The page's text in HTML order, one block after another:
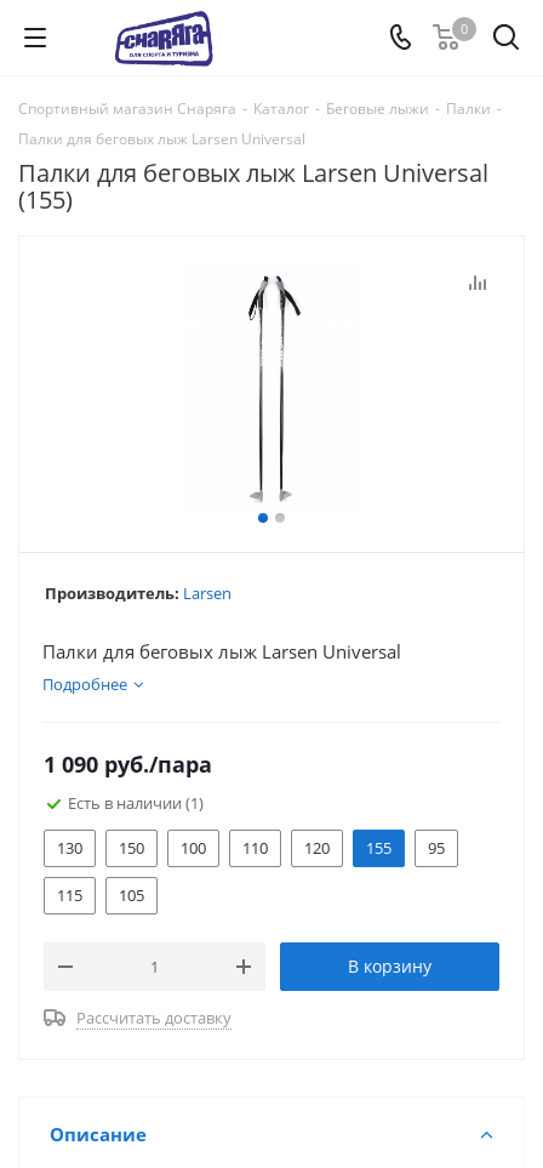
0
Спортивный магазин Снаряга - Каталог - Беговые лыжи - Палки -
Палки для беговых лыж Larsen Universal
Палки для беговых лыж Larsen Universal
(155)
Производитель: Larsen
Палки для беговых лыж Larsen Universal
Подробнее
1 090 руб./пара
Есть в наличии (1)
130 150 100 110 120 155 95
115 105
В корзину
Рассчитать доставку
Описание